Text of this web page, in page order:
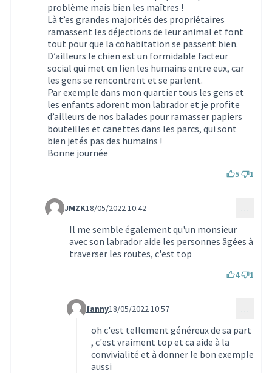
problème mais bien les maîtres !
Là t’es grandes majorités des propriétaires
ramassent les déjections de leur animal et font
tout pour que la cohabitation se passent bien.
D’ailleurs le chien est un formidable facteur
social qui met en lien les humains entre eux, car
les gens se rencontrent et se parlent.
Par exemple dans mon quartier tous les gens et
les enfants adorent mon labrador et je profite
d’ailleurs de nos balades pour ramasser papiers
bouteilles et canettes dans les parcs, qui sont
bien jetés pas des humains !
Bonne journée
5 1
Commentaire 1510 (réponse au commentaire 1497)
JMZK18/05/2022 10:42 …
Il me semble également qu'un monsieur
avec son labrador aide les personnes âgées à
traverser les routes, c'est top
4 1
Commentaire 1514 (réponse au commentaire
fanny18/05/2022 10:57 …
oh c'est tellement généreux de sa part
, c'est vraiment top et ca aide à la
convivialité et à donner le bon exemple
aussi